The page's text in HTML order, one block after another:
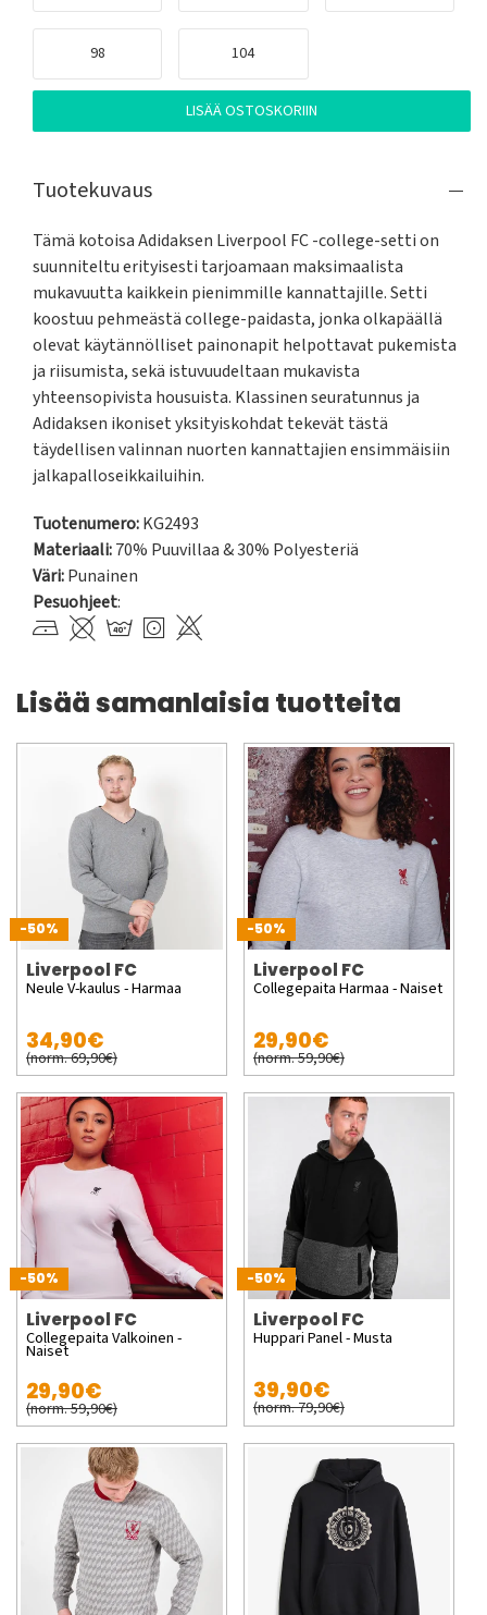
98 104
LISÄÄ OSTOSKORIIN
Tuotekuvaus
Tämä kotoisa Adidaksen Liverpool FC -college-setti on
suunniteltu erityisesti tarjoamaan maksimaalista
mukavuutta kaikkein pienimmille kannattajille. Setti
koostuu pehmeästä college-paidasta, jonka olkapäällä
olevat käytännölliset painonapit helpottavat pukemista
ja riisumista, sekä istuvuudeltaan mukavista
yhteensopivista housuista. Klassinen seuratunnus ja
Adidaksen ikoniset yksityiskohdat tekevät tästä
täydellisen valinnan nuorten kannattajien ensimmäisiin
jalkapalloseikkailuihin.
Tuotenumero:KG2493
Materiaali:70% Puuvillaa & 30% Polyesteriä
Väri:Punainen
Pesuohjeet:
Lisää samanlaisia tuotteita
-50%
Liverpool FC
Neule V-kaulus - Harmaa
34,90€
(norm. 69,90€)
-50%
Liverpool FC
Collegepaita Harmaa - Naiset
29,90€
(norm. 59,90€)
-50%
Liverpool FC
Collegepaita Valkoinen -
Naiset
29,90€
(norm. 59,90€)
-50%
Liverpool FC
Huppari Panel - Musta
39,90€
(norm. 79,90€)